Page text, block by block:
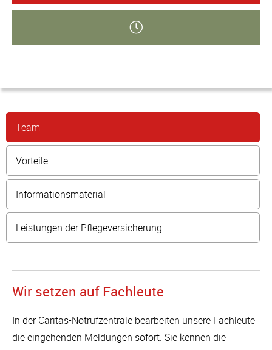
Team
Vorteile
Informationsmaterial
Leistungen der Pflegeversicherung
Wir setzen auf Fachleute
In der Caritas-Notrufzentrale bearbeiten unsere Fachleute
die eingehenden Meldungen sofort. Sie kennen die